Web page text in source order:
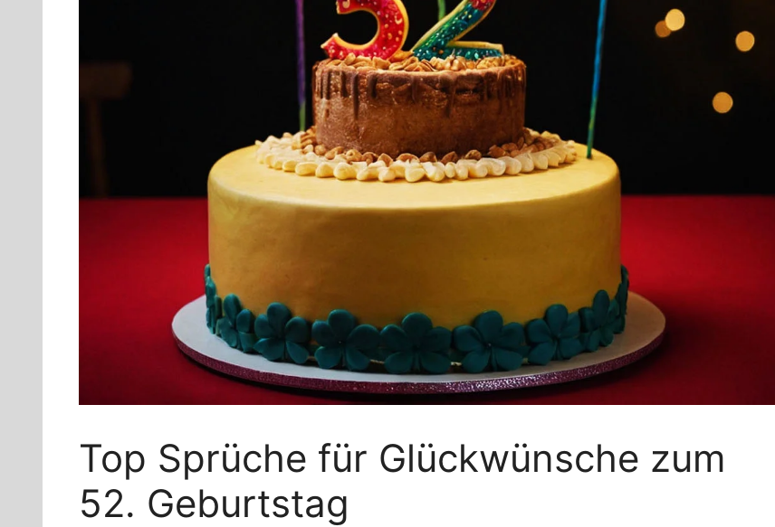
Top Sprüche für Glückwünsche zum
52. Geburtstag